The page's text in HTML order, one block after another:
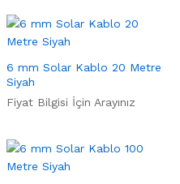
6 mm Solar Kablo 20 Metre
Siyah
Fiyat Bilgisi İçin Arayınız